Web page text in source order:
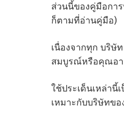
ส่วนนี้ของคู่มือกา
ก็ตามที่อ่านคู่มือ)
เนื่องจากทุก บริษั
สมบูรณ์หรือคุณอา
ใช้ประเด็นเหล่านี้
เหมาะกับบริษัทข